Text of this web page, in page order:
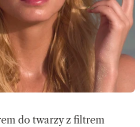
do twarzy z filtrem